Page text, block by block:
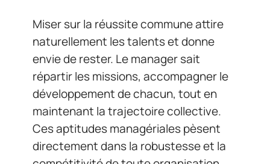
Miser sur la réussite commune attire
naturellement les talents et donne
envie de rester. Le manager sait
répartir les missions, accompagner le
développement de chacun, tout en
maintenant la trajectoire collective.
Ces aptitudes managériales pèsent
directement dans la robustesse et la